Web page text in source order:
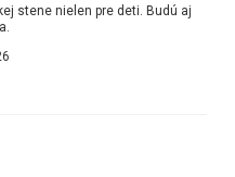
stene nielen pre deti. Budú aj